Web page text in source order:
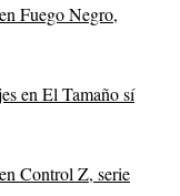
Fuego Negro,
en El Tamaño sí
Control Z, serie